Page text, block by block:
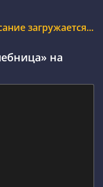
загружается...
на